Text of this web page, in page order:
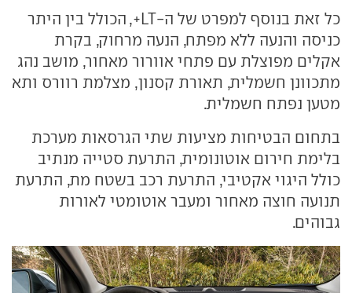
כל זאת בנוסף למפרט של ה-LT+, הכולל בין היתר
כניסה והנעה ללא מפתח, הנעה מרחוק, בקרת
אקלים מפוצלת עם פתחי אוורור מאחור, מושב נהג
מתכוונן חשמלית, תאורת קסנון, מצלמת רוורס ותא
מטען נפתח חשמלית.
בתחום הבטיחות מציעות שתי הגרסאות מערכת
בלימת חירום אוטונומית, התרעת סטייה מנתיב
כולל היגוי אקטיבי, התרעת רכב בשטח מת, התרעת
תנועה חוצה מאחור ומעבר אוטומטי לאורות
גבוהים.